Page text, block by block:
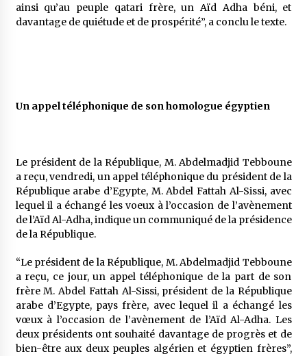
ainsi qu’au peuple qatari frère, un Aïd Adha béni, et
davantage de quiétude et de prospérité”, a conclu le texte.
Un appel téléphonique de son homologue égyptien
Le président de la République, M. Abdelmadjid Tebboune
a reçu, vendredi, un appel téléphonique du président de la
République arabe d’Egypte, M. Abdel Fattah Al-Sissi, avec
lequel il a échangé les voeux à l’occasion de l’avènement
de l’Aïd Al-Adha, indique un communiqué de la présidence
de la République.
“Le président de la République, M. Abdelmadjid Tebboune
a reçu, ce jour, un appel téléphonique de la part de son
frère M. Abdel Fattah Al-Sissi, président de la République
arabe d’Egypte, pays frère, avec lequel il a échangé les
vœux à l’occasion de l’avènement de l’Aïd Al-Adha. Les
deux présidents ont souhaité davantage de progrès et de
bien-être aux deux peuples algérien et égyptien frères”,